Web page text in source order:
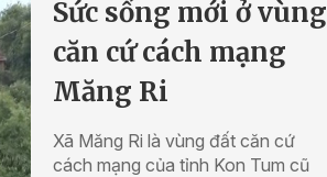
Sức sống mới ở vùng
căn cứ cách mạng
Măng Ri
Xã Măng Ri là vùng đất căn cứ
cách mạng của tỉnh Kon Tum cũ